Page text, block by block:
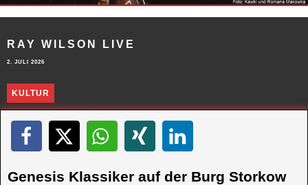
RAY WILSON LIVE
2. JULI 2026
KULTUR
Genesis Klassiker auf der Burg Storkow